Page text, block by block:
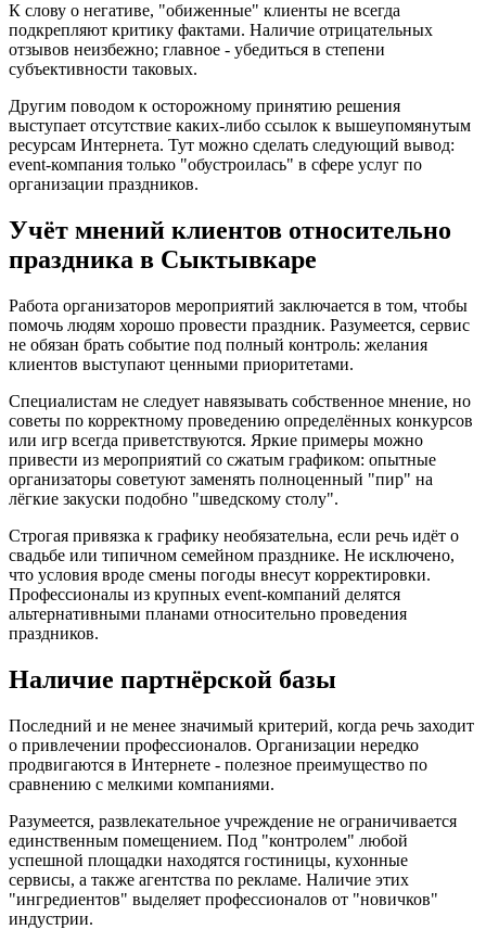
К слову о негативе, "обиженные" клиенты не всегда
подкрепляют критику фактами. Наличие отрицательных
отзывов неизбежно; главное - убедиться в степени
субъективности таковых.
Другим поводом к осторожному принятию решения
выступает отсутствие каких-либо ссылок к вышеупомянутым
ресурсам Интернета. Тут можно сделать следующий вывод:
event-компания только "обустроилась" в сфере услуг по
организации праздников.
Учёт мнений клиентов относительно
праздника в Сыктывкаре
Работа организаторов мероприятий заключается в том, чтобы
помочь людям хорошо провести праздник. Разумеется, сервис
не обязан брать событие под полный контроль: желания
клиентов выступают ценными приоритетами.
Специалистам не следует навязывать собственное мнение, но
советы по корректному проведению определённых конкурсов
или игр всегда приветствуются. Яркие примеры можно
привести из мероприятий со сжатым графиком: опытные
организаторы советуют заменять полноценный "пир" на
лёгкие закуски подобно "шведскому столу".
Строгая привязка к графику необязательна, если речь идёт о
свадьбе или типичном семейном празднике. Не исключено,
что условия вроде смены погоды внесут корректировки.
Профессионалы из крупных event-компаний делятся
альтернативными планами относительно проведения
праздников.
Наличие партнёрской базы
Последний и не менее значимый критерий, когда речь заходит
о привлечении профессионалов. Организации нередко
продвигаются в Интернете - полезное преимущество по
сравнению с мелкими компаниями.
Разумеется, развлекательное учреждение не ограничивается
единственным помещением. Под "контролем" любой
успешной площадки находятся гостиницы, кухонные
сервисы, а также агентства по рекламе. Наличие этих
"ингредиентов" выделяет профессионалов от "новичков"
индустрии.